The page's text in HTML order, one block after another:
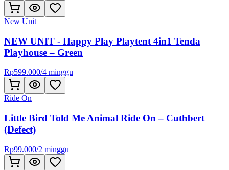
New Unit
NEW UNIT - Happy Play Playtent 4in1 Tenda
Playhouse – Green
Rp599.000/4 minggu
Ride On
Little Bird Told Me Animal Ride On – Cuthbert
(Defect)
Rp99.000/2 minggu